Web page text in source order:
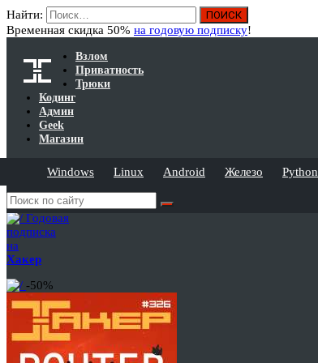
Найти:
Временная скидка 50% на годовую подписку!
Взлом
Приватность
Трюки
Кодинг
Админ
Geek
Магазин
Windows Linux Android Железо Python
Годовая
подписка
на
Хакер
-50%